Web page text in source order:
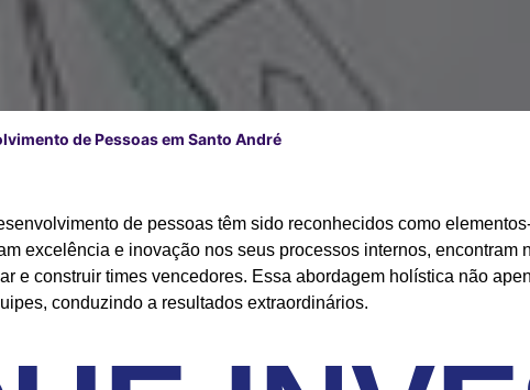
de Pessoas em Santo André
de pessoas têm sido reconhecidos como
excelência e inovação nos seus processos internos, encontram
e construir times vencedores. Essa abordagem holística não
conduzindo a resultados extraordinários.